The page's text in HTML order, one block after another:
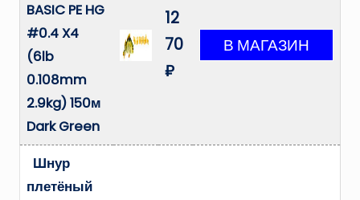
BASIC PE HG
#0.4 X4
(6lb
0.108mm
2.9kg) 150м
Dark Green
12
70
₽
Шнур
плетёный